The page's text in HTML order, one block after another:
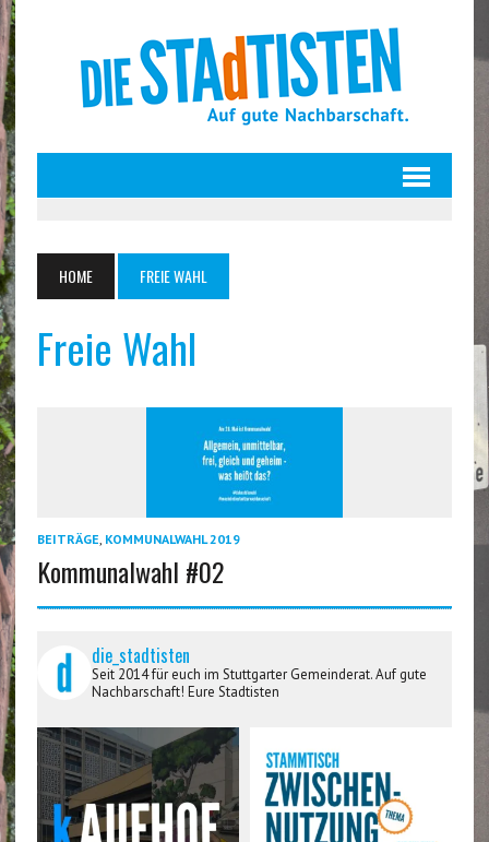
HOME FREIE WAHL
Freie Wahl
BEITRÄGE, KOMMUNALWAHL 2019
Kommunalwahl #02
die_stadtisten
Seit 2014 für euch im Stuttgarter Gemeinderat. Auf gute
Nachbarschaft! Eure Stadtisten